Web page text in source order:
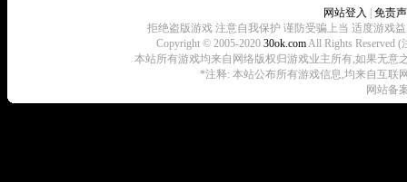
网站登入
免责
拒绝盗版游戏 注意自我保护 谨防受骗上当 适度游戏
Copyright © 2005-2020 30ok.comAll Rights Reserved
本站所有游戏均来自网络版权归游戏业主所有,如果无意
*注释: 本站公布所有游戏信息,均来自互联
网站备